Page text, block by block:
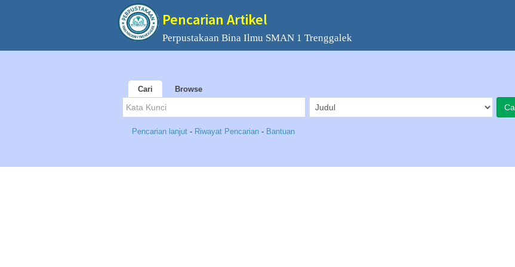
Pencarian Artikel
Perpustakaan Bina Ilmu SMAN 1 Trenggalek
Cari Browse
Pencarian lanjut - Riwayat Pencarian - Bantuan